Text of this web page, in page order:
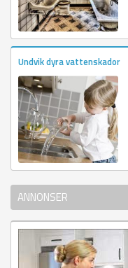
Undvik dyra vattenskador
ANNONSER